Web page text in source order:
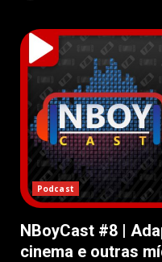
Podcast
NBoyCast #8 |
cinema e outras